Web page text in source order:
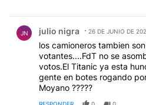
JN julio nigra 26 DE JUNIO DE
los camioneros tambien
votantes....FdT no se
votos.El Titanic ya esta
gente en botes rogando
Moyano ?????